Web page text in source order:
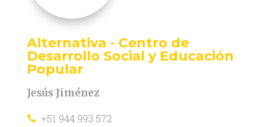
Alternativa - Centro de
Desarrollo Social y Educación
Popular
Jesús Jiménez
 +51 944 993 572